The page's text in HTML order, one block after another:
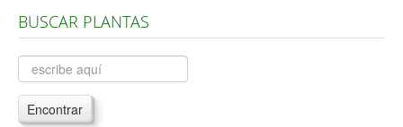
Árboles, Cicas y Palmeras de la G a la Z
Plantas Anuales y Perennes
Plantas Bulbosas y Acuáticas
Plantas de Interior
BUSCAR PLANTAS
Encontrar